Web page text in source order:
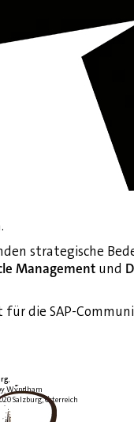
strategische
Management und
die SAP-
,
Wyndham
Salzburg, Österreich